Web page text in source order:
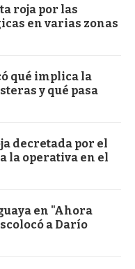
roja por las
en varias zonas
qué implica la
y qué pasa
decretada por el
la operativa en el
en "Ahora
a Darío